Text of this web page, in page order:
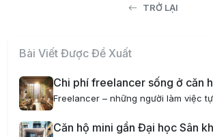
TRỞ LẠI
Bài Viết Được Đề Xuất